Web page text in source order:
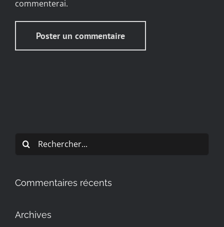
commenterai.
Rechercher:
Commentaires récents
Archives